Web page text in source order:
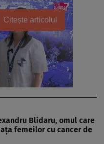
Citește articolul
Blidaru, omul care
femeilor cu cancer de